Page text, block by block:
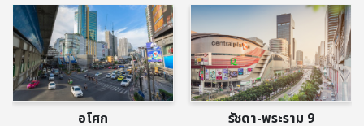
อโศก รัชดา-พระราม 9